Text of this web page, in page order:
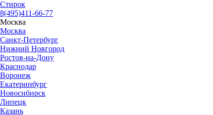
Стирок
8(495)411-66-77
Москва
Москва
Санкт-Петербург
Нижний Новгород
Ростов-на-Дону
Краснодар
Воронеж
Екатеринбург
Новосибирск
Липецк
Казань